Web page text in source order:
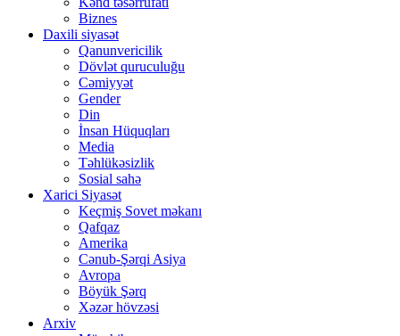
Biznes
Daxili siyasət
Qanunvericilik
Dövlət quruculuğu
Cəmiyyət
Gender
Din
İnsan Hüquqları
Media
Təhlükəsizlik
Sosial sahə
Xarici Siyasət
Keçmiş Sovet məkanı
Qafqaz
Amerika
Cənub-Şərqi Asiya
Avropa
Böyük Şərq
Xəzər hövzəsi
Arxiv